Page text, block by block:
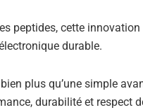
peptides, cette
durable.
plus qu’une simple
durabilité et respect